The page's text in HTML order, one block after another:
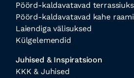
Pöörd-kaldavatavad
Pöörd-kaldavatavad kahe
Laiendiga välisuksed
Külgelemendid
Juhised & Inspiratsioon
KKK & Juhised